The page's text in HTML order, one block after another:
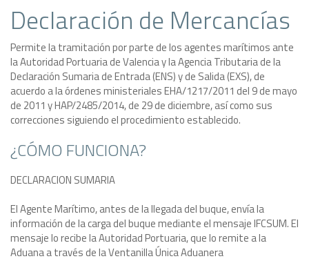
Declaración de Mercancías
Permite la tramitación por parte de los agentes marítimos ante
la Autoridad Portuaria de Valencia yla Agencia Tributariade la
Declaración Sumaria de Entrada (ENS) yde Salida (EXS), de
acuerdo a la órdenes ministeriales EHA/1217/2011 del 9 de mayo
de 2011 y HAP/2485/2014, de 29 de diciembre, así como sus
correcciones siguiendo el procedimiento establecido.
¿CÓMO FUNCIONA?
DECLARACION SUMARIA
El Agente Marítimo, antes de la llegada del buque, envía la
información de la carga del buque mediante el mensaje IFCSUM. El
mensaje lo recibe la Autoridad Portuaria, que lo remite a la
Aduana a través de la Ventanilla Única Aduanera